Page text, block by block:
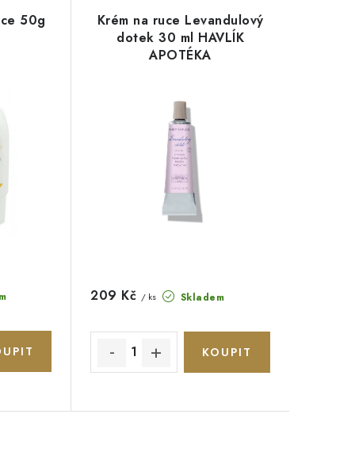
50g
Krém na ruce Levandulový
dotek 30 ml HAVLÍK
APOTÉKA
Skladem
209 Kč / ks